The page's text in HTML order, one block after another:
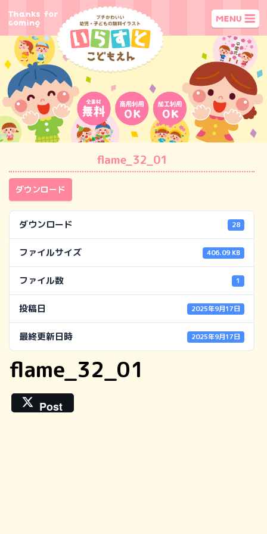
flame_32_01
ダウンロード
ダウンロード 28
ファイルサイズ 406.09 KB
ファイル数 1
投稿日 2025年9月17日
最終更新日時 2025年9月17日
flame_32_01
Post